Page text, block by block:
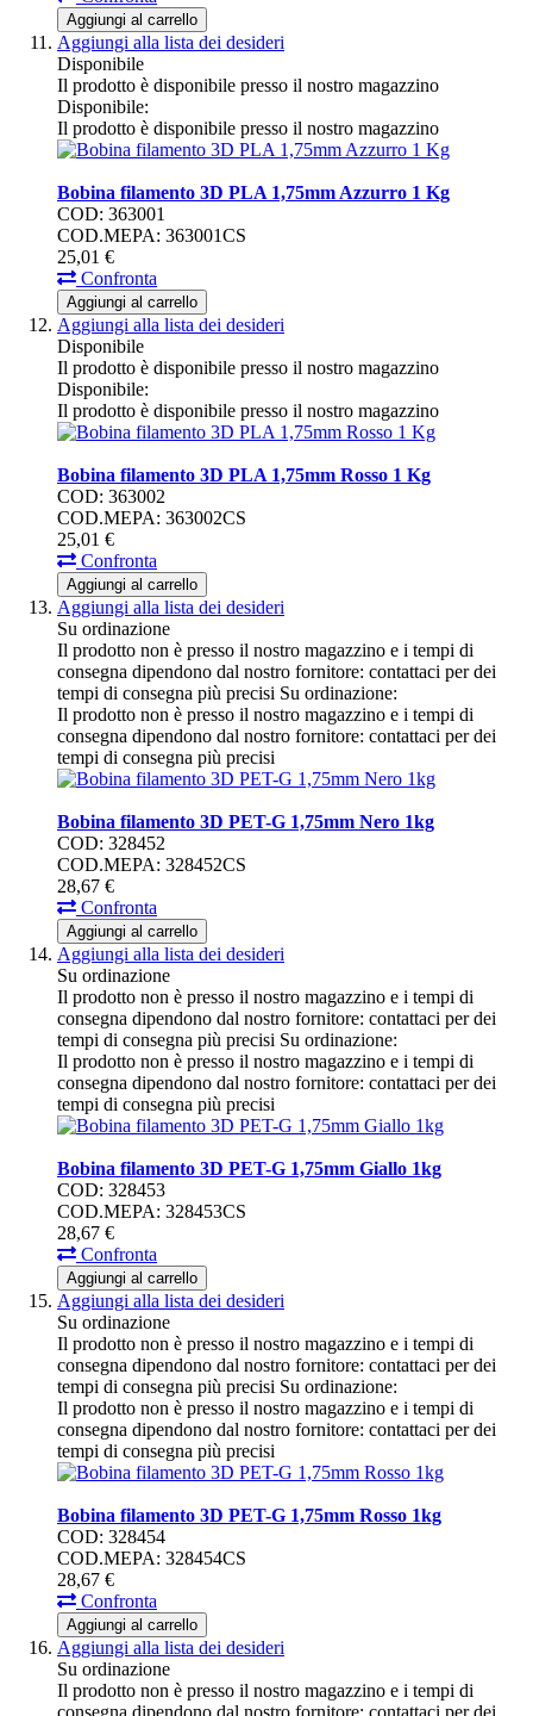
Aggiungi al carrello
Aggiungi alla lista dei desideri
Disponibile
Il prodotto è disponibile presso il nostro magazzino
Disponibile:
Il prodotto è disponibile presso il nostro magazzino
Bobina filamento 3D PLA 1,75mm Azzurro 1 Kg
COD: 363001
COD.MEPA: 363001CS
25,01 €
Confronta
Aggiungi al carrello
Aggiungi alla lista dei desideri
Disponibile
Il prodotto è disponibile presso il nostro magazzino
Disponibile:
Il prodotto è disponibile presso il nostro magazzino
Bobina filamento 3D PLA 1,75mm Rosso 1 Kg
COD: 363002
COD.MEPA: 363002CS
25,01 €
Confronta
Aggiungi al carrello
Aggiungi alla lista dei desideri
Su ordinazione
Il prodotto non è presso il nostro magazzino e i tempi di
consegna dipendono dal nostro fornitore: contattaci per dei
tempi di consegna più precisi Su ordinazione:
Il prodotto non è presso il nostro magazzino e i tempi di
consegna dipendono dal nostro fornitore: contattaci per dei
tempi di consegna più precisi
Bobina filamento 3D PET-G 1,75mm Nero 1kg
COD: 328452
COD.MEPA: 328452CS
28,67 €
Confronta
Aggiungi al carrello
Aggiungi alla lista dei desideri
Su ordinazione
Il prodotto non è presso il nostro magazzino e i tempi di
consegna dipendono dal nostro fornitore: contattaci per dei
tempi di consegna più precisi Su ordinazione:
Il prodotto non è presso il nostro magazzino e i tempi di
consegna dipendono dal nostro fornitore: contattaci per dei
tempi di consegna più precisi
Bobina filamento 3D PET-G 1,75mm Giallo 1kg
COD: 328453
COD.MEPA: 328453CS
28,67 €
Confronta
Aggiungi al carrello
Aggiungi alla lista dei desideri
Su ordinazione
Il prodotto non è presso il nostro magazzino e i tempi di
consegna dipendono dal nostro fornitore: contattaci per dei
tempi di consegna più precisi Su ordinazione:
Il prodotto non è presso il nostro magazzino e i tempi di
consegna dipendono dal nostro fornitore: contattaci per dei
tempi di consegna più precisi
Bobina filamento 3D PET-G 1,75mm Rosso 1kg
COD: 328454
COD.MEPA: 328454CS
28,67 €
Confronta
Aggiungi al carrello
Aggiungi alla lista dei desideri
Su ordinazione
Il prodotto non è presso il nostro magazzino e i tempi di
consegna dipendono dal nostro fornitore: contattaci per dei